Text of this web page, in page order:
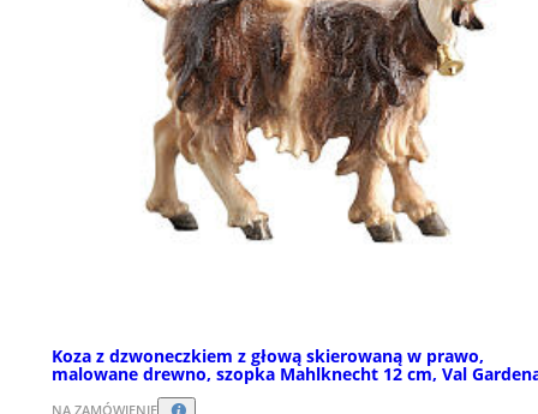
Koza z dzwoneczkiem z głową skierowaną w prawo,
malowane drewno, szopka Mahlknecht 12 cm, Val
NA ZAMÓWIENIE